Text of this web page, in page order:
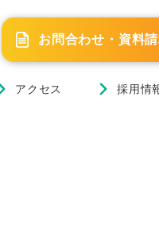
お問合わせ・資料
アクセス 採用情